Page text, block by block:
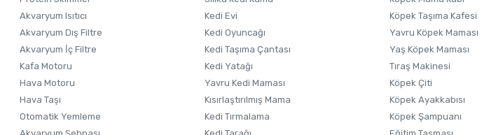
Bu ürüne benzer farklı alternatifler olmalı.
Gönder
Akvaryum Isıtıcı
Akvaryum Dış Filtre
Akvaryum İç Filtre
Kafa Motoru
Hava Motoru
Hava Taşı
Otomatik Yemleme
Kedi Evi
Kedi Oyuncağı
Kedi Taşıma Çantası
Kedi Yatağı
Yavru Kedi Maması
Kısırlaştırılmış Mama
Kedi Tırmalama
Köpek Taşıma Kafesi
Yavru Köpek Maması
Yaş Köpek Maması
Tıraş Makinesi
Köpek Çiti
Köpek Ayakkabısı
Köpek Şampuanı